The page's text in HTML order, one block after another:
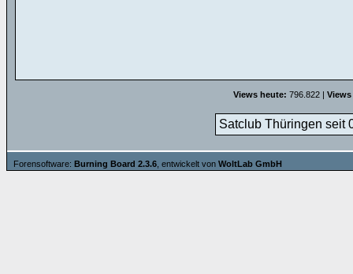
Views heute: 796.822 |
Satclub Thüringen seit
Forensoftware: Burning Board 2.3.6 , entwickelt von WoltLab GmbH